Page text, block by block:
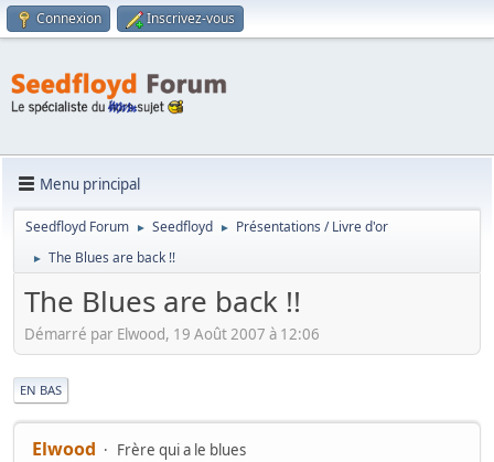
Connexion Inscrivez-vous
Menu principal
Seedfloyd Forum ► Seedfloyd ► Présentations / Livre d'or
► The Blues are back !!
The Blues are back !!
Démarré par Elwood, 19 Août 2007 à 12:06
EN BAS
Elwood Frère qui a le blues